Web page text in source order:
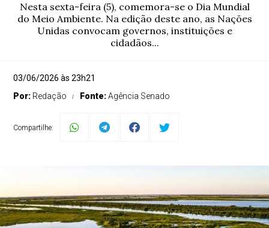
Nesta sexta-feira (5), comemora-se o Dia Mundial
do Meio Ambiente. Na edição deste ano, as Nações
Unidas convocam governos, instituições e
cidadãos...
03/06/2026 às 23h21
Por: Redação Fonte:Agência Senado
Compartilhe: